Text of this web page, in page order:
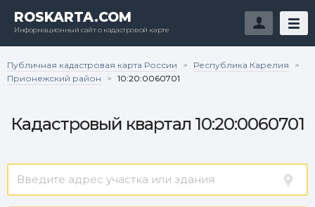
ROSKARTA.COM
Информационный сайт о кадастровой карте
Публичная кадастровая карта России > Республика Карелия
>
Прионежский район
> 10:20:0060701
Кадастровый квартал 10:20:0060701